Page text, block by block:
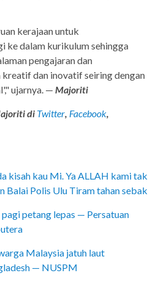
kerajaan untuk
ke dalam kurikulum sehingga
pengajaran dan
kreatif dan inovatif seiring dengan
ujarnya. — Majoriti
di Twitter Facebook
kisah kau Mi. Ya ALLAH kami tak
Balai Polis Ulu Tiram tahan sebak
petang lepas — Persatuan
Malaysia jatuh laut
— NUSPM